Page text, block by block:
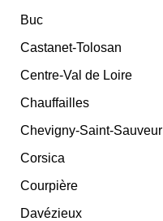
Buc
Castanet-Tolosan
Centre-Val de Loire
Chauffailles
Chevigny-Saint-Sauveur
Corsica
Courpière
Davézieux